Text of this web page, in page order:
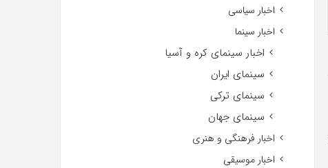
اخبار سیاسی
اخبار سینما
اخبار سینمای کره و آسیا
سینمای ایران
سینمای ترکی
سینمای جهان
اخبار فرهنگی و هنری
اخبار موسیقی